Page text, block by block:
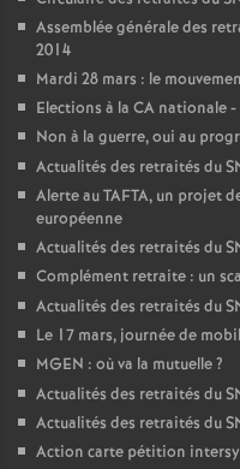
Assemblée générale des
2014
Mardi 28 mars : le
Elections à la CA nationale -
Non à la guerre, oui au
Actualités des retraités du
Alerte auTAFTA, un projet
européenne
Actualités des retraités du
Complément retraite : un
Actualités des retraités du
Le 17 mars, journée de
MGEN : où va la mutuelle?
Actualités des retraités du
Actualités des retraités du
Action carte pétition